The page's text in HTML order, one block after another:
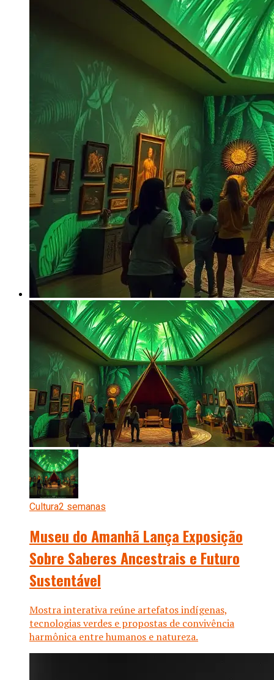
Cultura2 semanas
Museu do Amanhã Lança Exposição
Sobre Saberes Ancestrais e Futuro
Sustentável
Mostra interativa reúne artefatos indígenas,
tecnologias verdes e propostas de convivência
harmônica entre humanos e natureza.